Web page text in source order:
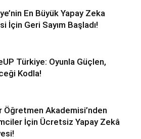
En Büyük Yapay Zeka
İçin Geri Sayım Başladı!
Türkiye: Oyunla Güçlen,
Kodla!
Öğretmen Akademisi’nden
İçin Ücretsiz Yapay Zekâ